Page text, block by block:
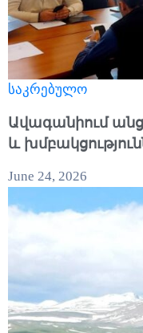
საკრებულო
Ավագանիում
և
June 24, 2026